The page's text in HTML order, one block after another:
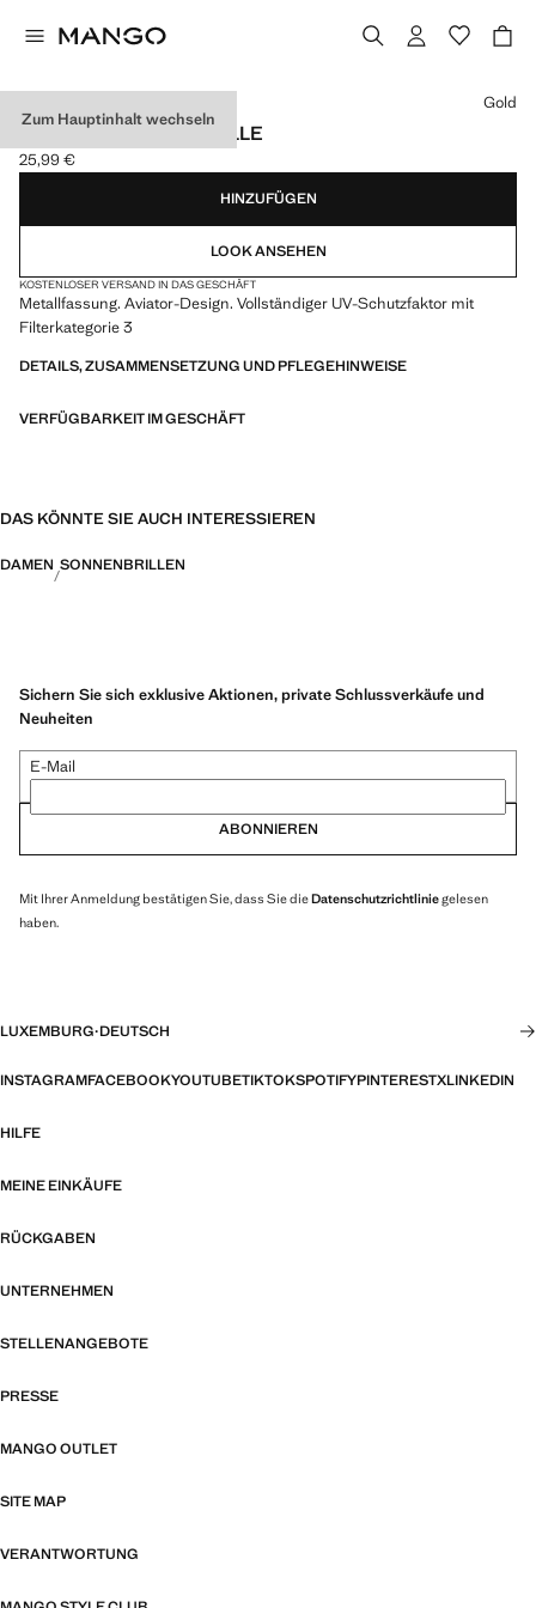
Zum Hauptinhalt wechseln
AVIATOR-SONNENBRILLE
Aktueller Preis [25,99 € ]
25,99 €
Wählen Sie eine Farbe
Gold
HINZUFÜGEN
LOOK ANSEHEN
KOSTENLOSER VERSAND IN DAS GESCHÄFT
Metallfassung. Aviator-Design. Vollständiger UV-Schutzfaktor mit
Filterkategorie 3
DETAILS, ZUSAMMENSETZUNG UND PFLEGEHINWEISE
VERFÜGBARKEIT IM GESCHÄFT
DAS KÖNNTE SIE AUCH INTERESSIEREN
DAMEN SONNENBRILLEN
Sichern Sie sich exklusive Aktionen, private Schlussverkäufe und
Neuheiten
E-Mail
ABONNIEREN
Mit Ihrer Anmeldung bestätigen Sie, dass Sie dieDatenschutzrichtliniegelesen
haben.
LUXEMBURG·DEUTSCH
INSTAGRAMFACEBOOKYOUTUBETIKTOKSPOTIFYPINTERESTXLINKEDIN
HILFE
MEINE EINKÄUFE
RÜCKGABEN
UNTERNEHMEN
STELLENANGEBOTE
PRESSE
MANGO OUTLET
SITE MAP
VERANTWORTUNG